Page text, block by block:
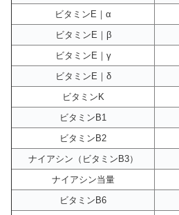
ビタミンE｜α
ビタミンE｜β
ビタミンE｜γ
ビタミンE｜δ
ビタミンK
ビタミンB1
ビタミンB2
ナイアシン（ビタミンB3）
ナイアシン当量
ビタミンB6